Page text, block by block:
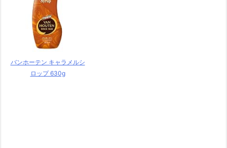
バンホーテン キャラメルシ
ロップ 630g